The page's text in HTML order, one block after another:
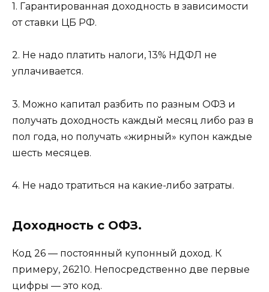
1. Гарантированная доходность в зависимости
от ставки ЦБ РФ.
2. Не надо платить налоги, 13% НДФЛ не
уплачивается.
3. Можно капитал разбить по разным ОФЗ и
получать доходность каждый месяц либо раз в
пол года, но получать «жирный» купон каждые
шесть месяцев.
4. Не надо тратиться на какие-либо затраты.
Доходность с ОФЗ.
Код 26 — постоянный купонный доход. К
примеру, 26210. Непосредственно две первые
цифры — это код.